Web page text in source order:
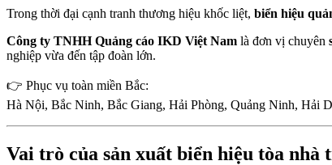
Trong thời đại cạnh tranh thương hiệu khốc liệt, biển hiệu
Công ty TNHH Quảng cáo IKD Việt Nam là đơn vị chuyên
nghiệp vừa đến tập đoàn lớn.
👉 Phục vụ toàn miền Bắc:
Hà Nội, Bắc Ninh, Bắc Giang, Hải Phòng, Quảng Ninh,
Vai trò của sản xuất biển hiệu tòa nhà